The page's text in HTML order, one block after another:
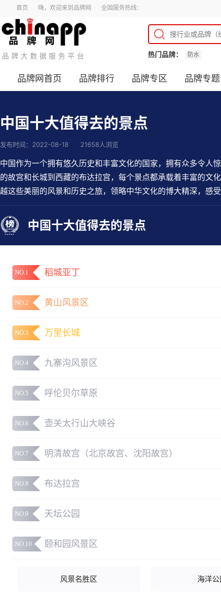
首页 嗨，欢迎来到品牌网 全国服务热线：
品牌大数据服务平台 热门品牌： 防水
品牌网首页 品牌排行 品牌专区 品牌专题
中国十大值得去的景点
发布时间：2022-08-18 21658人浏览
中国作为一个拥有悠久历史和丰富文化的国家，拥有众多令人
的故宫和长城到西藏的布达拉宫，每个景点都承载着丰富的文
越这些美丽的风景和历史之旅，领略中华文化的博大精深，感
中国十大值得去的景点
NO.1 稻城亚丁
NO.2 黄山风景区
NO.3 万里长城
NO.4 九寨沟风景区
NO.5 呼伦贝尔草原
NO.6 壶关太行山大峡谷
NO.7 明清故宫（北京故宫、沈阳故宫）
NO.8 布达拉宫
NO.9 天坛公园
NO.10 颐和园风景区
风景名胜区 海洋